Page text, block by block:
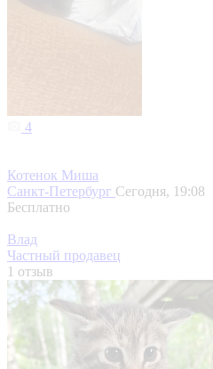
4
Котенок Миша
Санкт-Петербург Сегодня, 19:08
Бесплатно
Влад
Частный продавец
1 отзыв